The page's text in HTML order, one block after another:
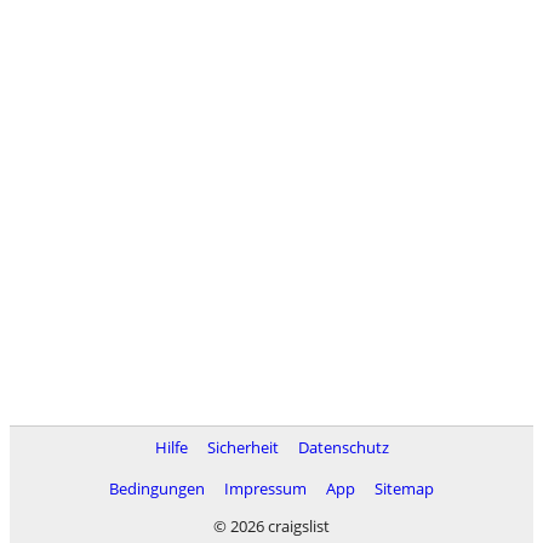
Hilfe Sicherheit
Datenschutz
Bedingungen
Impressum App
Sitemap
© 2026 craigslist